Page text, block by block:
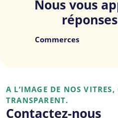
Nous vous
Commerces
A L’IMAGE DE NOS VITRES,
TRANSPARENT.
Contactez-nous